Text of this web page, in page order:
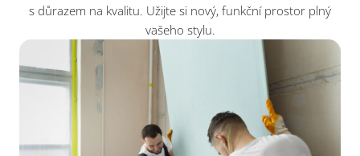
s důrazem na kvalitu. Užijte si nový, funkční prostor plný
vašeho stylu.